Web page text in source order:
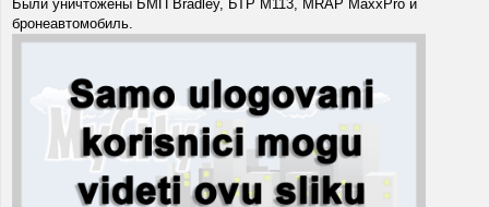
Были уничтожены БМП Bradley, БТР M113, MRAP MaxxPro и
бронеавтомобиль.